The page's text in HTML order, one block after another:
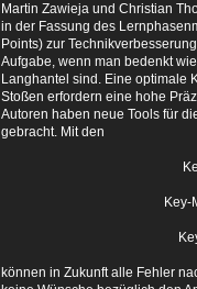
Martin Zawieja und Christian
in der Fassung des
Points) zur
Aufgabe, wenn man bedenkt
Langhantel sind. Eine optimale
Stoßen erfordern eine hohe
Autoren haben neue Tools für
gebracht. Mit den
Key-
können in Zukunft alle Fehler